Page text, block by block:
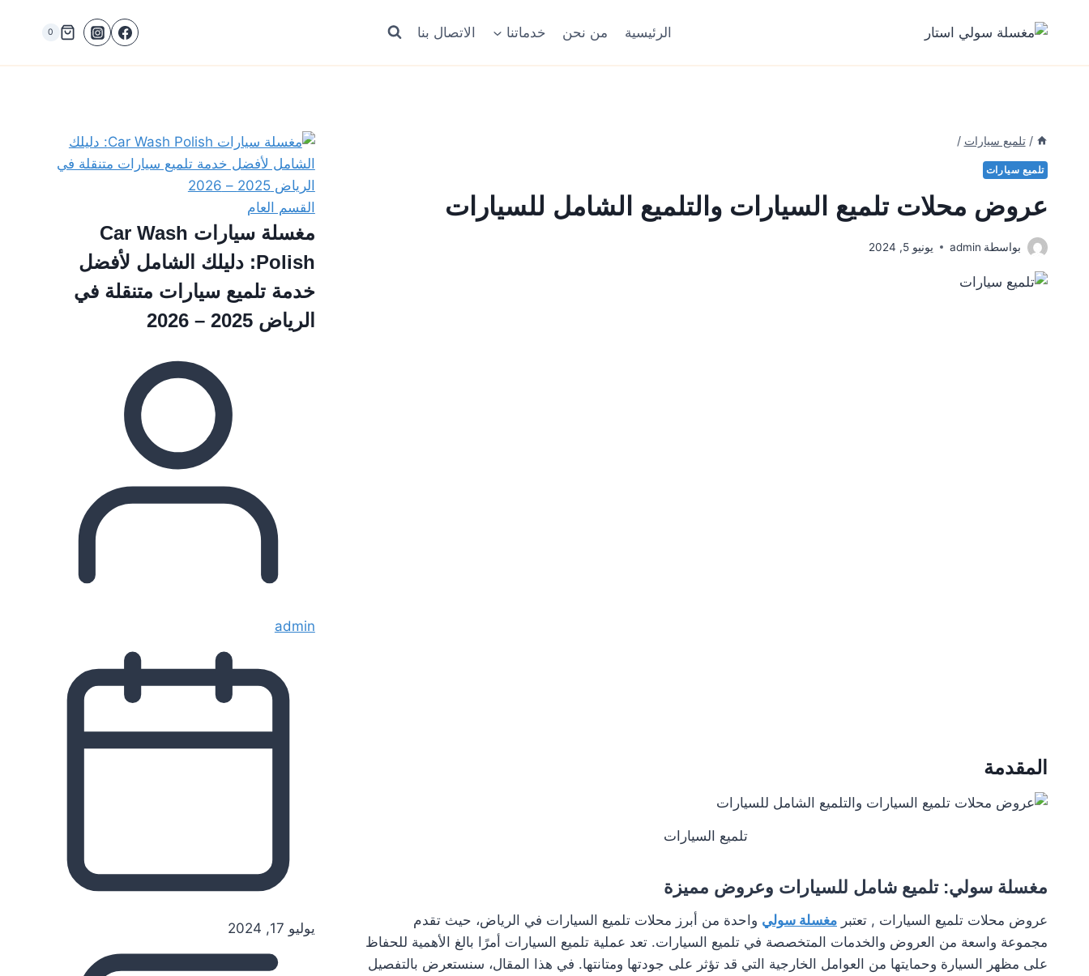
الرئيسية من نحن خدماتنا الاتصال بنا 0
/ تلميع سيارات /
تلميع سيارات
عروض محلات تلميع السيارات والتلميع الشامل للسيارات
بواسطة admin يونيو 5, 2024
المقدمة
تلميع السيارات
مغسلة سولي:تلميع شامل للسيارات وعروض مميزة
عروض محلات تلميع السيارات , تعتبرمغسلة سولي واحدة من أبرز محلات تلميع السيارات في الرياض، حيث تقدم
مجموعة واسعة من العروض والخدمات المتخصصة في تلميع السيارات. تعد عملية تلميع السيارات أمرًا بالغ الأهمية للحفاظ
على مظهر السيارة وحمايتها من العوامل الخارجية التي قد تؤثر على جودتها ومتانتها. في هذا المقال، سنستعرض بالتفصيل
القسم العام
مغسلة سيارات Car Wash
Polish: دليلك الشامل لأفضل
خدمة تلميع سيارات متنقلة في
الرياض 2025 – 2026
admin
يوليو 17, 2024